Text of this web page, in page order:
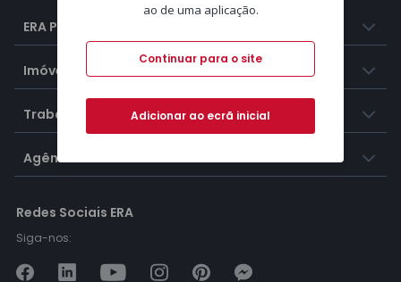
ERA Portugal
Imóveis
Trabalhar na ERA
Agências ERA
Redes Sociais ERA
Siga-nos:
ao de uma aplicação.
Continuar para o site
Adicionar ao ecrã inicial